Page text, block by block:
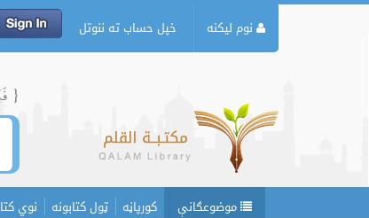
نوم لیکنه خپل حساب ته ننوتل
{
موضوعګانې کورپاڼه ټول کتابونه نوي